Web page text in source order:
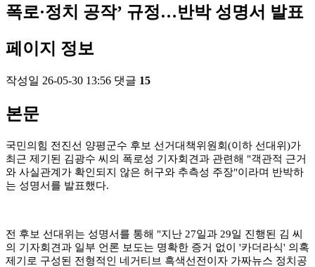
폭로·정치 공작’ 규정…반박 성명서 발표
페이지 정보
작성일 26-05-30 13:56 댓글 15
본문
국민의힘 전진선 양평군수 후보 선거대책위원회(이하 선대위)가
최근 제기된 김광수 씨의 폭로성 기자회견과 관련해 "객관적 근거
와 사실관계가 확인되지 않은 허구와 추측성 주장"이라며 반박하
는 성명서를 발표했다.
전 후보 선대위는 성명서를 통해 "지난 27일과 29일 진행된 김 씨
의 기자회견과 일부 언론 보도는 명확한 증거 없이 '카더라식' 의혹
제기로 구성된 전형적인 네거티브 흑색선전이자 가짜뉴스 정치공